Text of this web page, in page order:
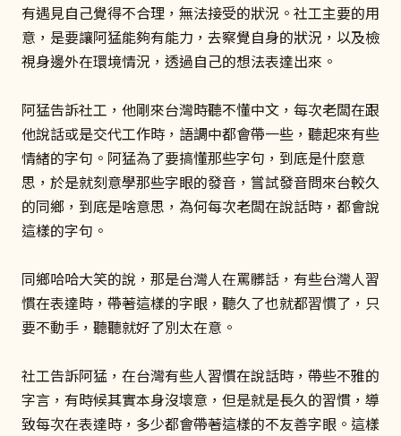
有遇見自己覺得不合理，無法接受的狀況。社工主要的用
意，是要讓阿猛能夠有能力，去察覺自身的狀況，以及檢
視身邊外在環境情況，透過自己的想法表達出來。
阿猛告訴社工，他剛來台灣時聽不懂中文，每次老闆在跟
他說話或是交代工作時，語調中都會帶一些，聽起來有些
情緒的字句。阿猛為了要搞懂那些字句，到底是什麼意
思，於是就刻意學那些字眼的發音，嘗試發音問來台較久
的同鄉，到底是啥意思，為何每次老闆在說話時，都會說
這樣的字句。
同鄉哈哈大笑的說，那是台灣人在罵髒話，有些台灣人習
慣在表達時，帶著這樣的字眼，聽久了也就都習慣了，只
要不動手，聽聽就好了別太在意。
社工告訴阿猛，在台灣有些人習慣在說話時，帶些不雅的
字言，有時候其實本身沒壞意，但是就是長久的習慣，導
致每次在表達時，多少都會帶著這樣的不友善字眼。這樣